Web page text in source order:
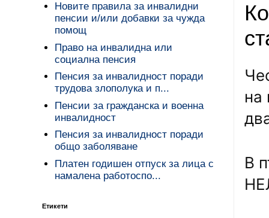
на
В
Новите правила за инвалидни
пенсии и/или добавки за чужда
помощ
Право на инвалидна или
социална пенсия
Пенсия за инвалидност поради
трудова злополука и п...
Пенсии за гражданска и военна
инвалидност
Пенсия за инвалидност поради
общо заболяване
Платен годишен отпуск за лица с
намалена работоспо...
Етикети